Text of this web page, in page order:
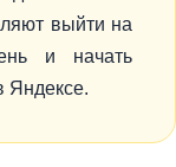
выйти на
и начать
Яндексе.